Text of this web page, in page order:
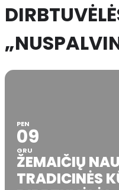
PEN
09
GRU
ŽEMAIČIŲ
TRADICINĖS